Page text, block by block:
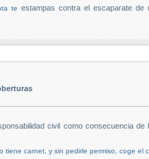
te estampas contra el escaparate de
civil como consecuencia
carnet, y sin pedirle permiso, coge el